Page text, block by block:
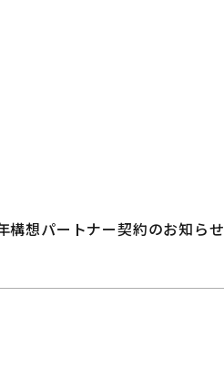
構想パートナー契約のお知らせ